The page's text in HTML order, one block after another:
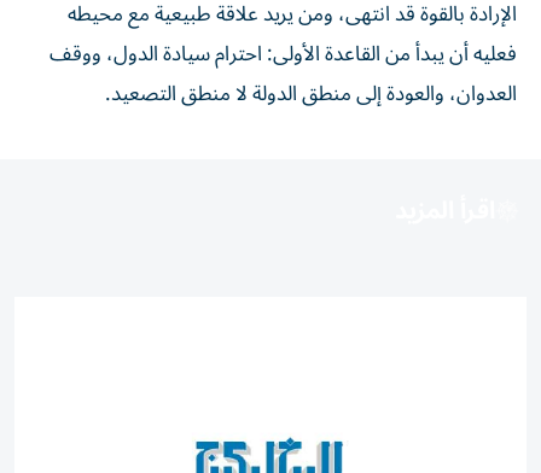
الإرادة بالقوة قد انتهى، ومن يريد علاقة طبيعية مع محيطه
فعليه أن يبدأ من القاعدة الأولى: احترام سيادة الدول، ووقف
العدوان، والعودة إلى منطق الدولة لا منطق التصعيد.